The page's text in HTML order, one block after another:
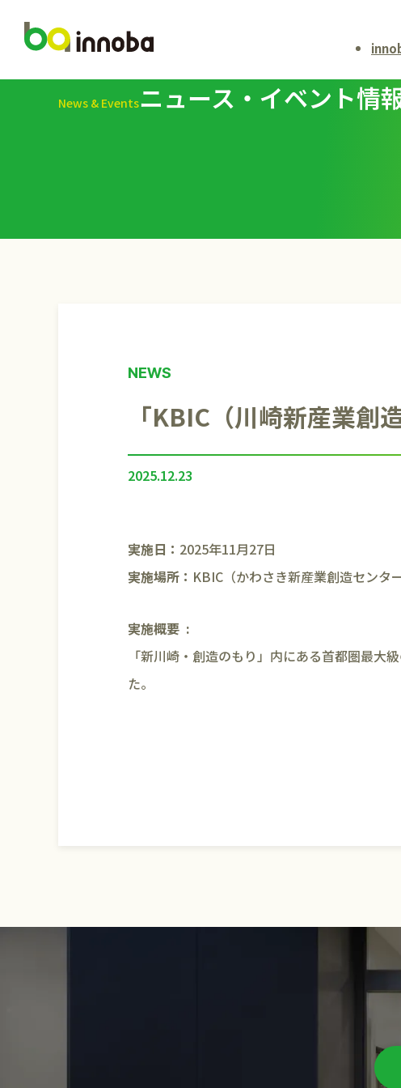
ニュース・イベント情
「KBIC（川崎新産業創
2025.12.23
実施日： 2025年11月27日
実施場所： KBIC（かわさき新産業創造センター
実施概要
「新川崎・創造のもり」内にある首都圏最
た。